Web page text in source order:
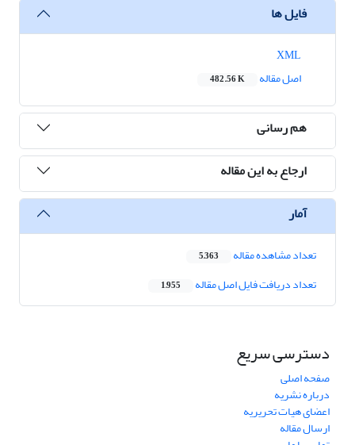
فایل ها
اصل مقاله
482.56 K
هم رسانی
ارجاع به این مقاله
آمار
تعداد مشاهده مقاله 5,363
تعداد دریافت فایل اصل مقاله 1,955
دسترسی سریع
صفحه اصلی
درباره نشریه
اعضای هیات تحریریه
ارسال مقاله